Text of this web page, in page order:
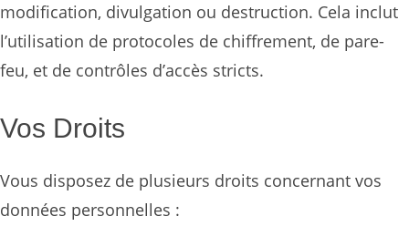
modification, divulgation ou destruction. Cela inclut
l’utilisation de protocoles de chiffrement, de pare-
feu, et de contrôles d’accès stricts.
Vos Droits
Vous disposez de plusieurs droits concernant vos
données personnelles :